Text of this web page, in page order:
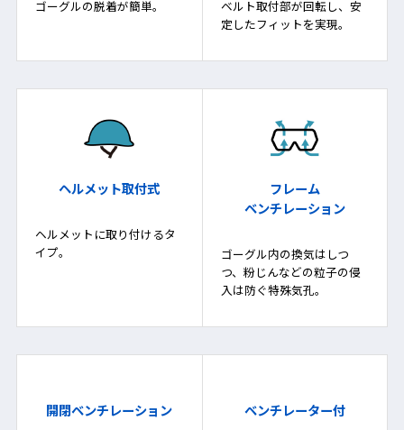
ゴーグルの脱着が簡単。
ベルト取付部が回転し、安
定したフィットを実現。
ヘルメット取付式
ヘルメットに取り付けるタ
イプ。
フレーム
ベンチレーション
ゴーグル内の換気はしつ
つ、粉じんなどの粒子の侵
入は防ぐ特殊気孔。
開閉ベンチレーション ベンチレーター付